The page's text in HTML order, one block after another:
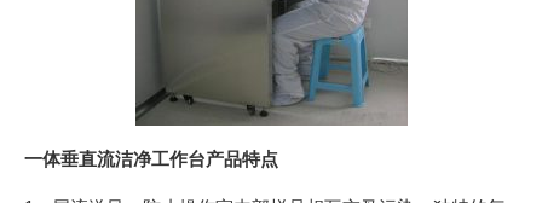
一体垂直流洁净工作台产品特点